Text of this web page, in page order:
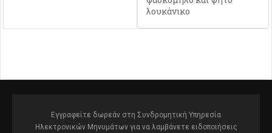
λουκάνικο
Εγγραφείτε δωρεάν στη Συνδρομητική Υπηρεσία
Ηλεκτρονικών Μηνυμάτων για να λαμβάνετε ειδοποιήσεις